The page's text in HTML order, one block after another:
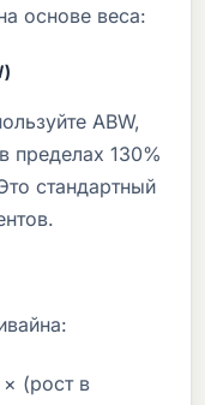
основе веса:
ABW,
пределах 130%
стандартный
(рост в